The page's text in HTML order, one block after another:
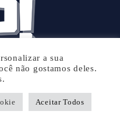
a sua
não gostamos deles.
Aceitar Todos